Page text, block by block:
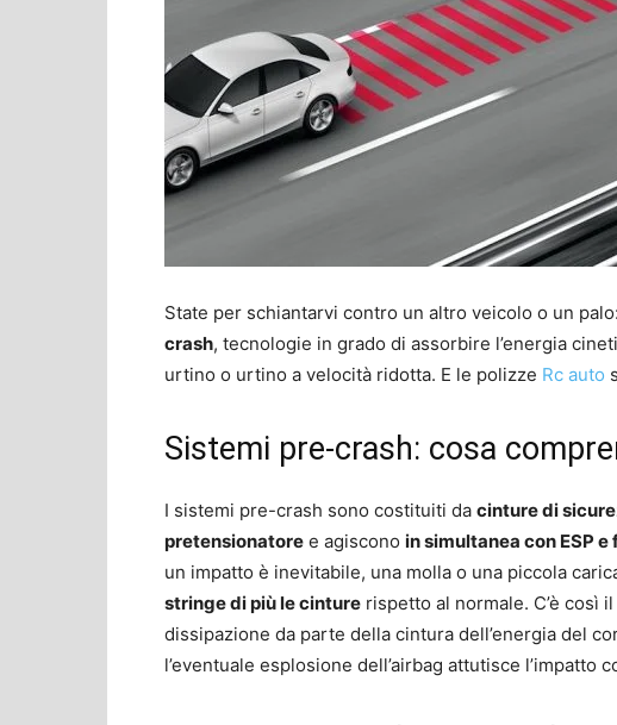
State per schiantarvi contro un altro veicolo o un
crash, tecnologie in grado di assorbire l’energia
urtino o urtino a velocità ridotta. E le polizze Rc auto
Sistemi pre-crash: cosa
I sistemi pre-crash sono costituiti da cinture di
pretensionatore e agiscono in simultanea con ESP
un impatto è inevitabile, una molla o una piccola
stringe di più le cinture rispetto al normale. C’è così
dissipazione da parte della cintura dell’energia del
l’eventuale esplosione dell’airbag attutisce l’impatto